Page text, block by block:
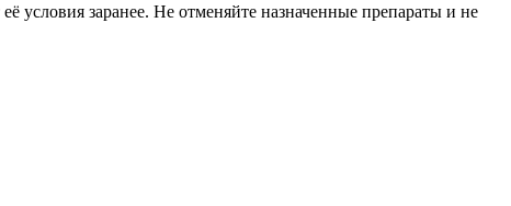
условия заранее. Не отменяйте назначенные препараты и не